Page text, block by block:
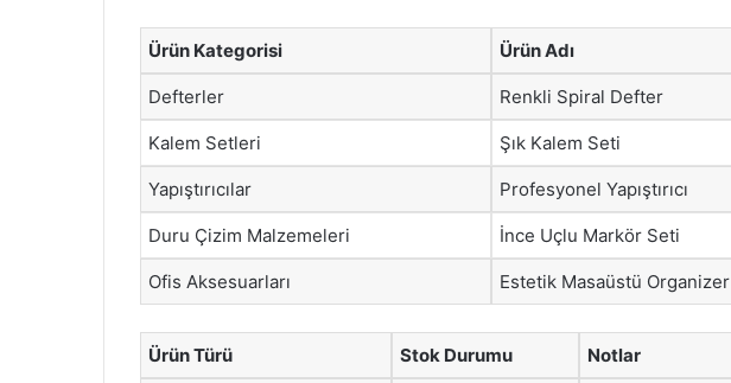
Ürün Kategorisi Ürün Adı
Defterler Renkli Spiral Defter
Kalem Setleri Şık Kalem Seti
Yapıştırıcılar Profesyonel Yapıştırıcı
Duru Çizim Malzemeleri İnce Uçlu Markör Seti
Ofis Aksesuarları Estetik Masaüstü Organizer
Ürün Türü Stok Durumu Notlar